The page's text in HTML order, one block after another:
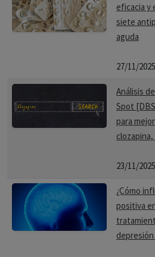
eficacia y
siete
aguda
27/11/2025
Análisis
Spot
para
23/11/2025
¿Cómo
positiva